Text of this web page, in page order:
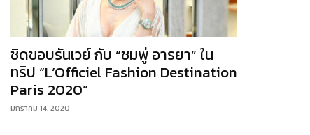
ชิดขอบรันเวย์ กับ “ชมพู่ อารยา” ใน
ทริป “L’Officiel Fashion Destination
Paris 2020”
มกราคม 14, 2020